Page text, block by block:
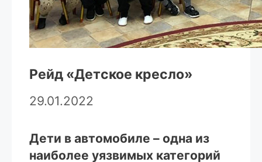
Рейд «Детское кресло»
29.01.2022
Дети в автомобиле – одна из
наиболее уязвимых категорий